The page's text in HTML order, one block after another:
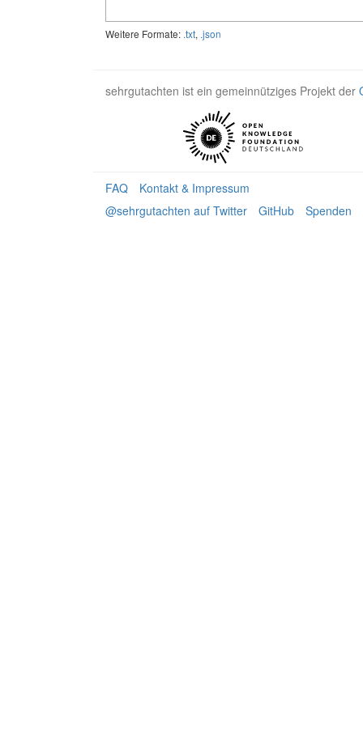
Weitere Formate: .txt, .json
sehrgutachten ist ein gemeinnütziges Projekt der
FAQ
Kontakt & Impressum
@sehrgutachten auf Twitter
GitHub Spenden